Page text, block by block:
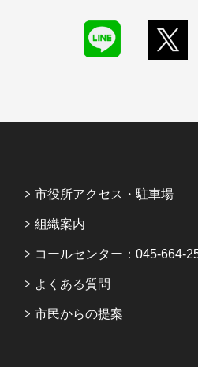
市役所アクセス・駐車場
組織案内
コールセンター：045-664-
よくある質問
市民からの提案